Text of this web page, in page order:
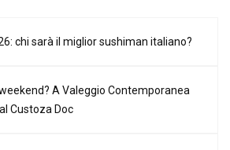
chi sarà il miglior sushiman italiano?
A Valeggio Contemporanea
Custoza Doc